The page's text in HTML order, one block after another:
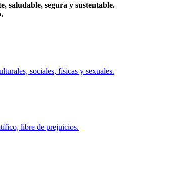
saludable, segura y sustentable.
sociales, físicas y sexuales.
libre de prejuicios.